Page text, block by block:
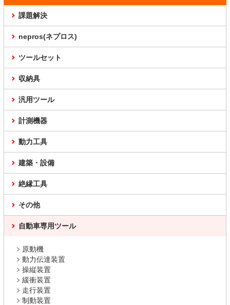
課題解決
nepros(ネプロス)
ツールセット
収納具
汎用ツール
計測機器
動力工具
建築・設備
絶縁工具
その他
自動車専用ツール
原動機
動力伝達装置
操縦装置
緩衝装置
走行装置
制動装置